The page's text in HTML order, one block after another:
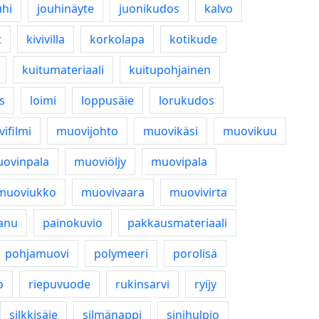
jouhinäyte juonikudos
kalvo
kivivilla korkolapa
kotikude
kuitumateriaali
kuitupohjainen
loimi loppusäie
lorukudos
muovijohto muovikäsi
muovikuu
muoviöljy
muovipala
muovivaara
muovivirta
painokuvio
pakkausmateriaali
pohjamuovi
polymeeri
porolisä
riepuvuode rukinsarvi
ryijy
silkkisäie
silmänappi sinihulpio